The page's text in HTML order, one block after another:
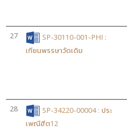
27
SP-30110-001-PHI :
เทียนพรรษาวัดเดิม
28
SP-34220-00004 : ประ
เพณีฮีต12